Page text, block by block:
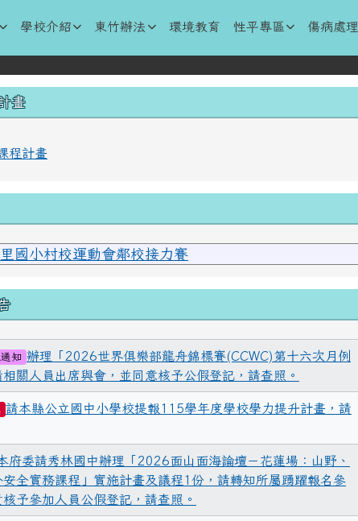
學全球資訊網
學校介紹 東竹辦法 環境教育 性平專區 傷病處理
容
畫
程計畫
國小村校運動會鄰校接力賽
論文專題競賽成績
知 辦理「2026世界俱樂部龍舟錦標賽(CCWC)第十六次月例
關人員出席與會，並同意核予公假登記，請查照。
請本縣公立國中小學校提報115學年度學校學力提升計畫，請
府委請秀林國中辦理「2026面山面海論壇－花蓮場：山野、
安全實務課程」實施計畫及議程1份，請轉知所屬踴躍報名參
予參加人員公假登記，請查照。